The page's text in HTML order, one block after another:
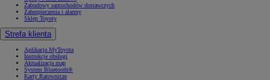
Zabudowy samochodów dostawczych
Zabezpieczenia i alarmy
Sklep Toyoty
Strefa klienta
Aplikacja MyToyota
Instrukcje obsługi
Aktualizacja map
System Bluetooth®
Karty Ratownicze